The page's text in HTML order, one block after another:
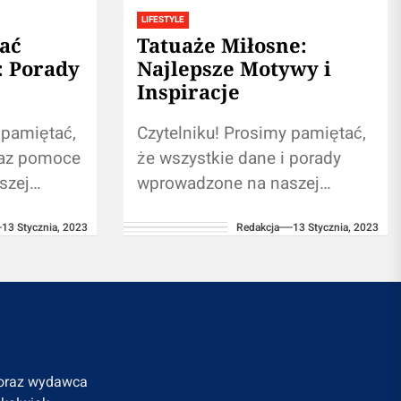
Porady
pomoce
ze
na
13 Stycznia, 2023
LIFESTYLE
Tatuaże Miłosne:
Najlepsze Motywy i
Inspiracje
Czytelniku! Prosimy pamiętać,
że wszystkie dane i porady
wprowadzone na naszej
konsultacji ze
Korzystanie z informacji
Redakcja 13 Stycznia, 2023
wydawca